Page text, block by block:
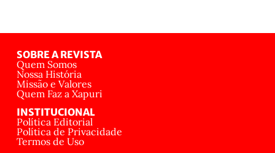
SOBRE A REVISTA
Quem Somos
Nossa História
Missão e Valores
Quem Faz a Xapuri
INSTITUCIONAL
Política Editorial
Política de Privacidade
Termos de Uso